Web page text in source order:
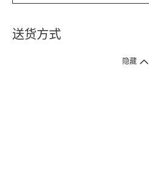
送货方式
1. 送货到府（受卫生署条例规管产品除外 ）
隐藏